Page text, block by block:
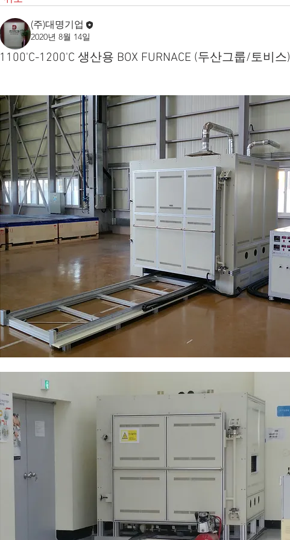
(주)대명기업
2020년 8월 14일
1100'C-1200'C 생산용 BOX FURNACE (두산그룹/토비스)